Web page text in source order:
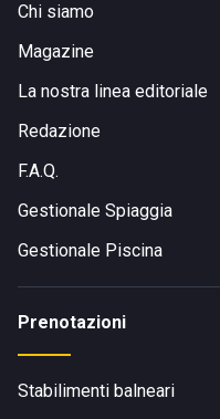
Chi siamo
Magazine
La nostra linea editoriale
Redazione
F.A.Q.
Gestionale Spiaggia
Gestionale Piscina
Prenotazioni
Stabilimenti balneari